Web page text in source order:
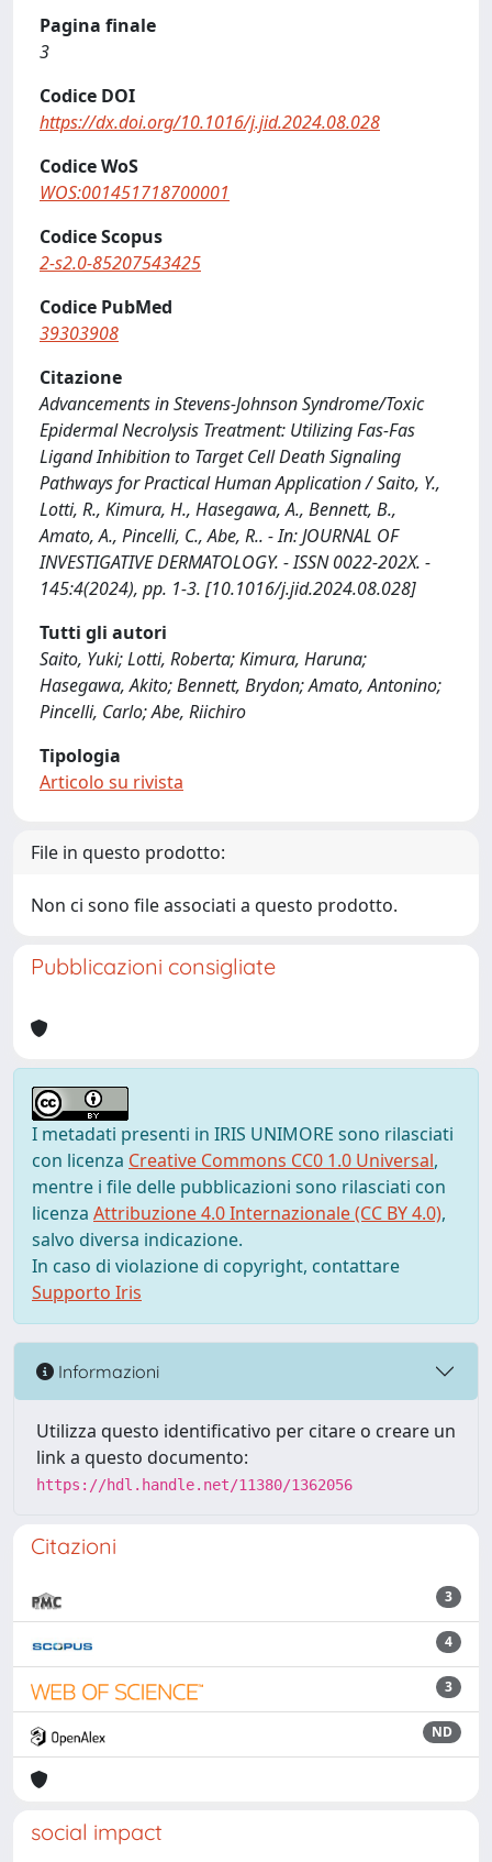
Pagina finale
3
Codice DOI
https://dx.doi.org/10.1016/j.jid.2024.08.028
Codice WoS
WOS:001451718700001
Codice Scopus
2-s2.0-85207543425
Codice PubMed
39303908
Citazione
Advancements in Stevens-Johnson Syndrome/Toxic
Epidermal Necrolysis Treatment: Utilizing Fas-Fas
Ligand Inhibition to Target Cell Death Signaling
Pathways for Practical Human Application / Saito, Y.,
Lotti, R., Kimura, H., Hasegawa, A., Bennett, B.,
Amato, A., Pincelli, C., Abe, R.. - In: JOURNAL OF
INVESTIGATIVE DERMATOLOGY. - ISSN 0022-202X. -
145:4(2024), pp. 1-3. [10.1016/j.jid.2024.08.028]
Tutti gli autori
Saito, Yuki; Lotti, Roberta; Kimura, Haruna;
Hasegawa, Akito; Bennett, Brydon; Amato, Antonino;
Pincelli, Carlo; Abe, Riichiro
Tipologia
Articolo su rivista
File in questo prodotto:
Non ci sono file associati a questo prodotto.
Pubblicazioni consigliate
I metadati presenti in IRIS UNIMORE sono rilasciati
con licenza Creative Commons CC0 1.0 Universal,
mentre i file delle pubblicazioni sono rilasciati con
licenza Attribuzione 4.0 Internazionale (CC BY 4.0),
salvo diversa indicazione.
In caso di violazione di copyright, contattare
Supporto Iris
Informazioni
Utilizza questo identificativo per citare o creare un
link a questo documento:
https://hdl.handle.net/11380/1362056
Citazioni
3
4
3
ND
social impact